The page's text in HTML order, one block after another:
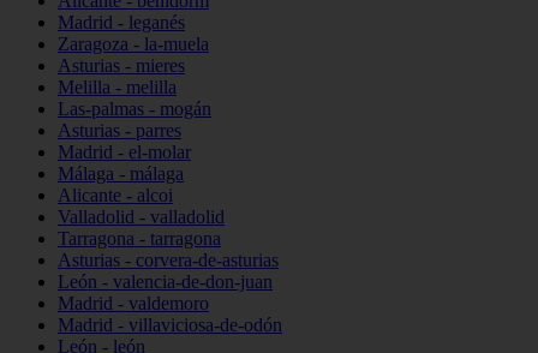
Madrid - leganés
Zaragoza - la-muela
Asturias - mieres
Melilla - melilla
Las-palmas - mogán
Asturias - parres
Madrid - el-molar
Málaga - málaga
Alicante - alcoi
Valladolid - valladolid
Tarragona - tarragona
Asturias - corvera-de-asturias
León - valencia-de-don-juan
Madrid - valdemoro
Madrid - villaviciosa-de-odón
León - león